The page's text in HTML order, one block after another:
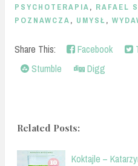
PSYCHOTERAPIA, RAFAEL
POZNAWCZA, UMYSŁ,
Share This: Facebook
Stumble
Digg
Related Posts:
Koktajle –